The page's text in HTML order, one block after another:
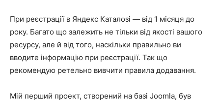
При реєстрації в Яндекс Каталозі — від 1 місяця до
року. Багато що залежить не тільки від якості вашого
ресурсу, але й від того, наскільки правильно ви
вводите інформацію при реєстрації. Так що
рекомендую ретельно вивчити правила додавання.
Мій перший проект, створений на базі Joomla, був